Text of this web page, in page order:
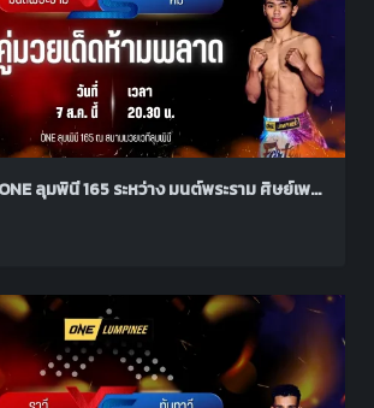
วิเคราะห์มวยศึก ONE ลุมพินี 165 ระหว่าง มนต์พระราม ศิษย์เพชรฉลูกัณฑ์ พบ คม พีเค.แสนชัย